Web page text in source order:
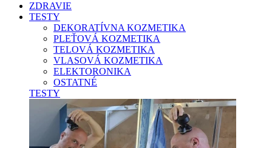
ZDRAVIE
TESTY
DEKORATÍVNA KOZMETIKA
PLEŤOVÁ KOZMETIKA
TELOVÁ KOZMETIKA
VLASOVÁ KOZMETIKA
ELEKTORONIKA
OSTATNÉ
TESTY